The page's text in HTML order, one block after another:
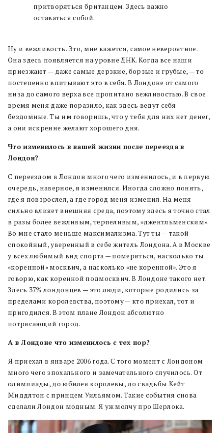
притворяться британцем. Здесь важно
оставаться собой.
Ну и вежливость. Это, мне кажется, самое невероятное.
Она здесь появляется на уровне ДНК. Когда все наши
приезжают — даже самые дерзкие, борзые и грубые, — то
постепенно впитывают это в себя. В Лондоне от самого
низа до самого верха все пропитано вежливостью. В свое
время меня даже поразило, как здесь ведут себя
бездомные. Ты им говоришь, что у тебя для них нет денег,
а они искренне желают хорошего дня.
Что изменилось в вашей жизни после переезда в
Лондон?
С переездом в Лондон много чего изменилось, и в первую
очередь, наверное, я изменился. Иногда сложно понять,
где я повзрослел, а где город меня изменил. На меня
сильно влияет внешняя среда, поэтому здесь я точно стал
в разы более вежливым, терпеливым, «джентльменским».
Во мне стало меньше максимализма. Тут ты — такой
спокойный, уверенный в себе житель Лондона. А в Москве
у всех любимый вид спорта — померяться, насколько ты
«коренной» москвич, а насколько «не коренной». Это я
говорю, как коренной подмосквич. В Лондоне такого нет.
Здесь 37% лондонцев — это люди, которые родились за
пределами королевства, поэтому — кто приехал, тот и
пригодился. В этом плане Лондон абсолютно
потрясающий город.
А в Лондоне что изменилось с тех пор?
Я приехал в январе 2006 года. С того момент с Лондоном
много чего эпохального и замечательного случилось. От
олимпиады, до юбилея королевы, до свадьбы Кейт
Миддлтон с принцем Уильямом. Такие события снова
сделали Лондон модным. Я уж молчу про Шерлока.